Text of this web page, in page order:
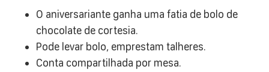
O aniversariante ganha uma fatia de bolo de
chocolate de cortesia.
Pode levar bolo, emprestam talheres.
Conta compartilhada por mesa.